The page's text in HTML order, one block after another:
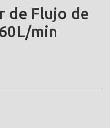
de Flujo de
min